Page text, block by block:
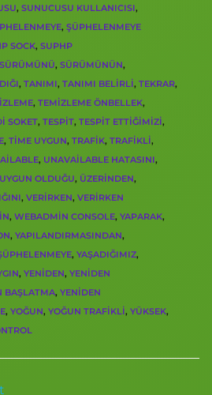
, SUNUCUSU KULLANICISI,
, ŞÜPHELENMEYE
SOCK, SUPHP
SÜRÜMÜNÜ, SÜRÜMÜNÜN,
, TANIMI, TANIMI BELIRLI, TEKRAR,
, TEMIZLEME ÖNBELLEK,
SOKET, TESPIT, TESPIT ETTIĞIMIZI,
, TIME UYGUN, TRAFIK, TRAFIKLI,
, UNAVAILABLE HATASINI,
UYGUN OLDUĞU, ÜZERINDEN,
, VERIRKEN, VERIRKEN
, WEBADMIN CONSOLE, YAPARAK,
, YAPILANDIRMASINDAN,
, YAŞADIĞIMIZ,
, YENIDEN, YENIDEN
BAŞLATMA, YENIDEN
, YOĞUN, YOĞUN TRAFIKLI, YÜKSEK,